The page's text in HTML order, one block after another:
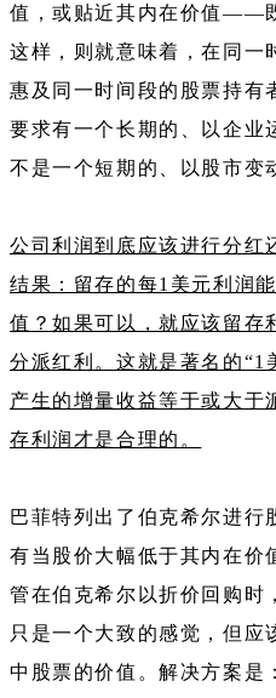
值，或贴近其内在价值——
这样，则就意味着，在同一
惠及同一时间段的股票持有
要求有一个长期的、以企业
不是一个短期的、以股市变
公司利润到底应该进行分红
结果：留存的每1美元利润
值？如果可以，就应该留存
分派红利。这就是著名的“1
产生的增量收益等于或大于
存利润才是合理的。
巴菲特列出了伯克希尔进行
有当股价大幅低于其内在价
管在伯克希尔以折价回购时
只是一个大致的感觉，但应
中股票的价值。解决方案是